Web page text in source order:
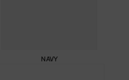
NAVY